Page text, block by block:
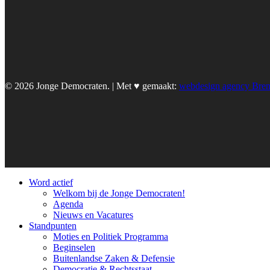
© 2026 Jonge Democraten. | Met ♥︎ gemaakt: webdesign agency
Word actief
Welkom bij de Jonge Democraten!
Agenda
Nieuws en Vacatures
Standpunten
Moties en Politiek Programma
Beginselen
Buitenlandse Zaken & Defensie